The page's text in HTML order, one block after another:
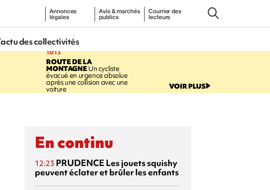
Annonces
légales
Avis & marchés
publics
Courrier des
lecteurs
des collectivités
10:13
ROUTE DE LA
MONTAGNEUn cycliste
évacué en urgence absolue
après une collision avec une
voiture VOIR PLUS
En continu
12:23 PRUDENCE Les jouets squishy
peuvent éclater et brûler les enfants